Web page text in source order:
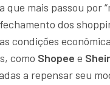
mais passou por
dos
condições
como Shopee e
a repensar seu